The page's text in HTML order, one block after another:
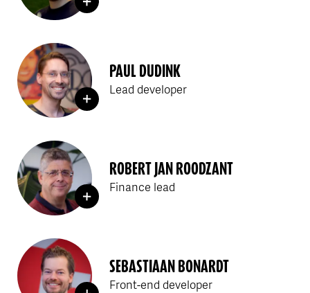
PAUL DUDINK
Lead developer
ROBERT JAN ROODZANT
Finance lead
SEBASTIAAN BONARDT
Front-end developer